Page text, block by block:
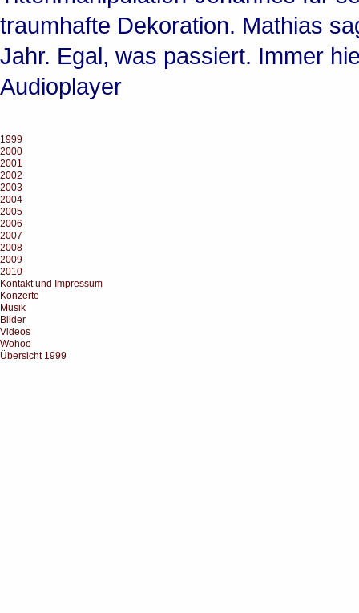
traumhafte Dekoration. Mathias
Jahr. Egal, was passiert. Immer
Audioplayer
1999
2000
2001
2002
2003
2004
2005
2006
2007
2008
2009
2010
Kontakt und Impressum
Konzerte
Musik
Bilder
Videos
Wohoo
Übersicht 1999